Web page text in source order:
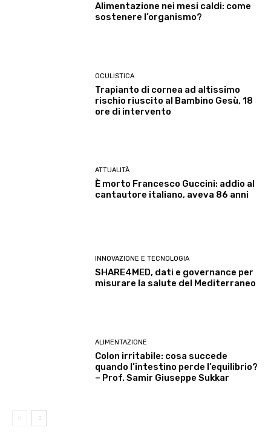
Alimentazione nei mesi caldi: come
sostenere l’organismo?
OCULISTICA
Trapianto di cornea ad altissimo
rischio riuscito al Bambino Gesù, 18
ore di intervento
ATTUALITÀ
È morto Francesco Guccini: addio al
cantautore italiano, aveva 86 anni
INNOVAZIONE E TECNOLOGIA
SHARE4MED, dati e governance per
misurare la salute del Mediterraneo
ALIMENTAZIONE
Colon irritabile: cosa succede
quando l’intestino perde l’equilibrio?
– Prof. Samir Giuseppe Sukkar